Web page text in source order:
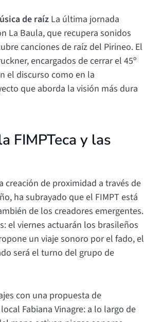
de raízLa última jornada
La Baula, que recupera sonidos
canciones de raíz del Pirineo. El
encargados de cerrar el 45º
el discurso como en la
que aborda la visión más dura
FIMPTeca y las
creación de proximidad a través de
ha subrayado que el FIMPT está
de los creadores emergentes.
el viernes actuarán los brasileños
un viaje sonoro por el fado, el
será el turno del grupo de
con una propuesta de
Fabiana Vinagre: a lo largo de